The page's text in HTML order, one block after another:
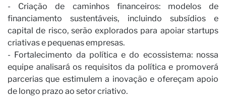
- Criação de caminhos financeiros: modelos de
financiamento sustentáveis, incluindo subsídios e
capital de risco, serão explorados para apoiar startups
criativas e pequenas empresas.
- Fortalecimento da política e do ecossistema: nossa
equipe analisará os requisitos da política e promoverá
parcerias que estimulem a inovação e ofereçam apoio
de longo prazo ao setor criativo.